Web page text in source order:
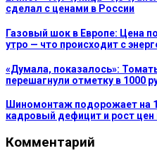
сделал с ценами в России
Газовый шок в Европе: Цена
утро — что происходит с
«Думала, показалось»:
перешагнули отметку в 1000
Шиномонтаж подорожает на
кадровый дефицит и рост цен
Комментарий